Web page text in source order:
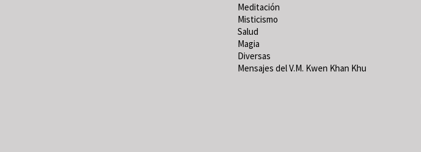
Meditación
Misticismo
Salud
Magia
Diversas
Mensajes del V.M. Kwen Khan Khu